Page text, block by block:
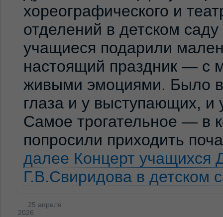
хореографического и
отделений в детском
учащиеся подарили
настоящий праздник — с
живыми эмоциями. Было
глаза и у выступающих,
Самое трогательное — в
попросили приходить
далее Концерт
Г.В.Свиридова в детском
25 апреля
2026